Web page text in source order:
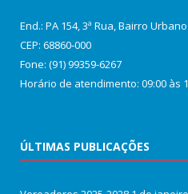
End.: PA 154, 3ª Rua, Bairro Urbano
CEP: 68860‑000
Fone: (91) 99359-6267
Horário de atendimento: 09:00 às
ÚLTIMAS PUBLICAÇÕES